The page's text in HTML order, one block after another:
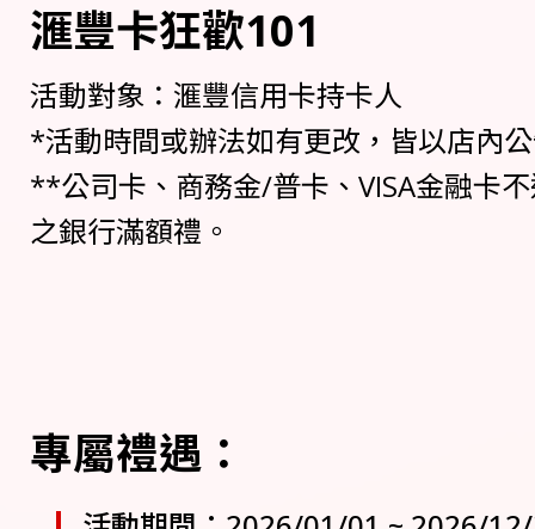
滙豐卡狂歡101
活動對象：滙豐信用卡持卡人
*活動時間或辦法如有更改，皆以店內
**公司卡、商務金/普卡、VISA金融卡
之銀行滿額禮。
專屬禮遇：